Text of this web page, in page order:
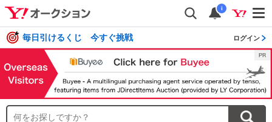
i
毎日引けるくじ 今すぐ挑戦 ログイン